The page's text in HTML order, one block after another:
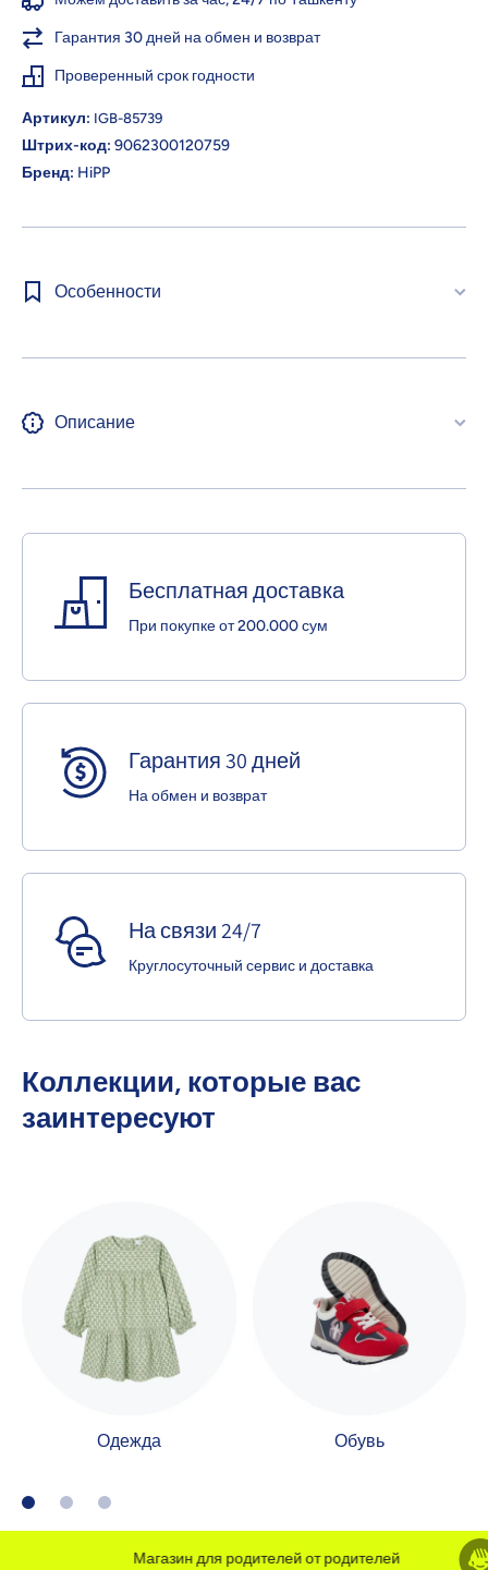
Гарантия 30 дней на обмен и возврат
Проверенный срок годности
Артикул: IGB-85739
Штрих-код: 9062300120759
Бренд: HiPP
Особенности
Описание
Бесплатная доставка
При покупке от 200.000 сум
Гарантия 30 дней
На обмен и возврат
На связи 24/7
Круглосуточный сервис и доставка
Коллекции, которые вас
заинтересуют
Одежда Обувь
Магазин для родителей от родителей